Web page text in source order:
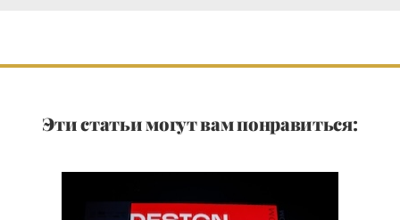
Эти статьи могут вам понравиться: